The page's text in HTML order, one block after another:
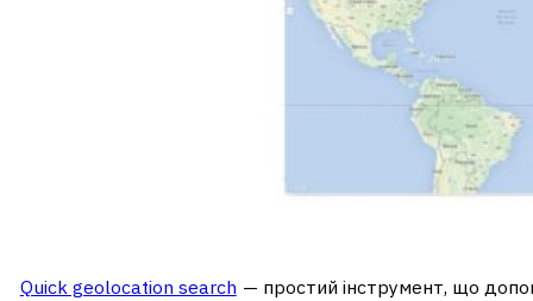
Quick geolocation search — простий інструмент, що